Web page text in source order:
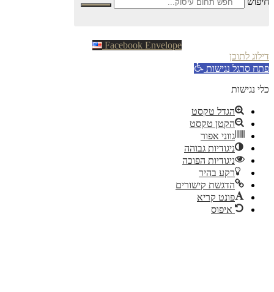
Facebook Envelope
לתוכן
סרגל נגישות
נגישות
הגדל טקסט
הקטן טקסט
גווני אפור
ניגודיות גבוהה
ניגודיות הפוכה
רקע בהיר
הדגשת קישורים
פונט קריא
איפוס